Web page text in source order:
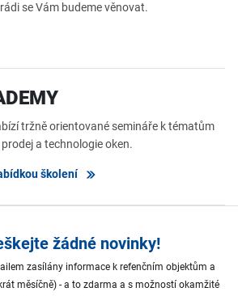
se Vám budeme věnovat.
tržně orientované semináře k tématům
a technologie oken.
školení
žádné novinky!
zasílány informace k refenčním objektům a
měsíčně) - a to zdarma a s možností okamžité